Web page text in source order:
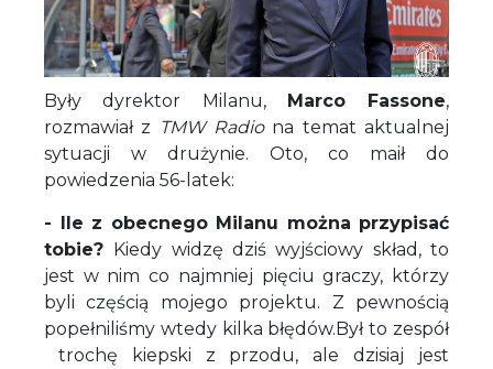
Były dyrektor Milanu, Marco Fassone,
rozmawiał z TMW Radio na temat aktualnej
sytuacji w drużynie. Oto, co maił do
powiedzenia 56-latek:
- Ile z obecnego Milanu można przypisać
tobie? Kiedy widzę dziś wyjściowy skład, to
jest w nim co najmniej pięciu graczy, którzy
byli częścią mojego projektu. Z pewnością
popełniliśmy wtedy kilka błędów.Był to zespół
trochę kiepski z przodu, ale dzisiaj jest